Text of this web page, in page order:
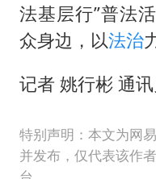
法基层行”普法
众身边，以法治
记者 姚行彬 通
特别声明：本文为网
并发布，仅代表该作